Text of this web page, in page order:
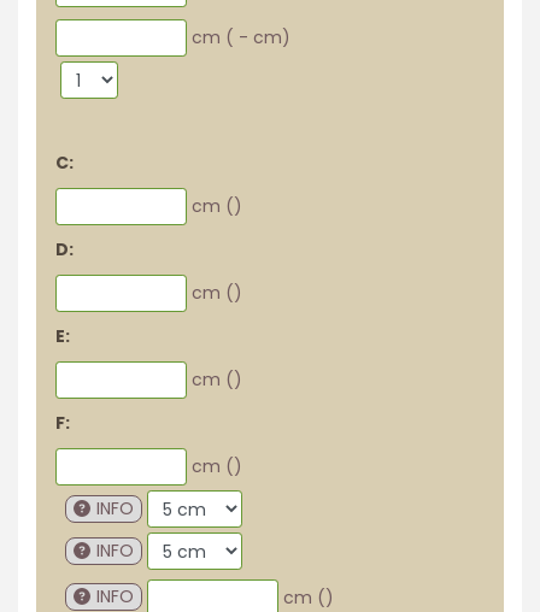
cm ( - cm)
C:
cm ()
D:
cm ()
E:
cm ()
F:
cm ()
INFO
INFO
INFO
cm ()